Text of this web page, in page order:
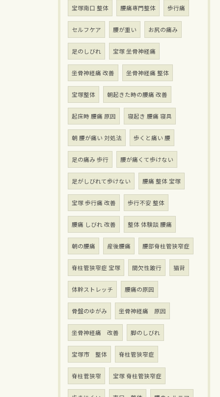
宝塚南口 整体 腰痛専門整体 歩行痛
セルフケア 腰が重い お尻の痛み
足のしびれ 宝塚 坐骨神経痛
坐骨神経痛 改善 坐骨神経痛 整体
宝塚整体 朝起きた時の腰痛 改善
起床時 腰痛 原因 寝起き 腰痛 寝具
朝 腰が痛い 対処法 歩くと痛い 腰
足の痛み 歩行 腰が痛くて歩けない
足がしびれて歩けない 腰痛 整体 宝塚
宝塚 歩行痛 改善 歩行不安 整体
腰痛 しびれ 改善 整体 体験談 腰痛
朝の腰痛 産後腰痛 腰部脊柱管狭窄症
脊柱管狭窄症 宝塚 間欠性跛行 猫背
体幹ストレッチ 腰痛の原因
骨盤のゆがみ 坐骨神経痛 原因
坐骨神経痛 改善 脚のしびれ
宝塚市 整体 脊柱管狭窄症
脊柱菅狭窄 宝塚 脊柱管狭窄症